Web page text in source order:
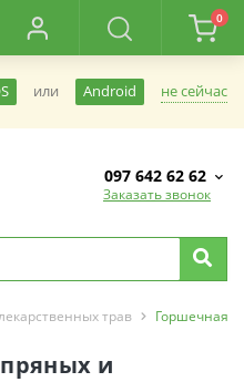
0
или Android не сейчас
097 642 62 62
Заказать звонок
трав Горшечная
и